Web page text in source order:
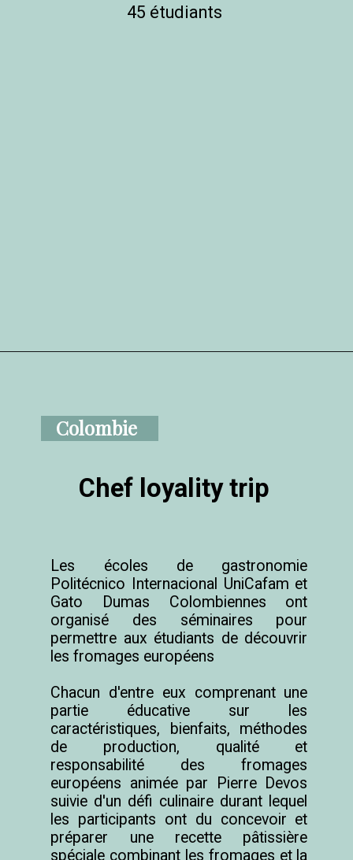
45 étudiants
Chef loyality trip
Colombie
Les écoles de gastronomie
Politécnico Internacional UniCafam et
Gato Dumas Colombiennes ont
organisé des séminaires pour
permettre aux étudiants de découvrir
les fromages européens
Chacun d'entre eux comprenant une
partie éducative sur les
caractéristiques, bienfaits, méthodes
de production, qualité et
responsabilité des fromages
européens animée par Pierre Devos
suivie d'un défi culinaire durant lequel
les participants ont du concevoir et
préparer une recette pâtissière
spéciale combinant les fromages et la